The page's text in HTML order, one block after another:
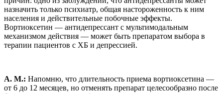
назначить только психиатр, общая настороженность к ним
населения и действительные побочные эффекты.
Вортиоксетин — антидепрессант с мультимодальным
механизмом действия — может быть препаратом выбора в
терапии пациентов с ХБ и депрессией.
А. М.: Напомню, что длительность приема вортиоксетина —
от 6 до 12 месяцев, но отменять препарат целесообразно после